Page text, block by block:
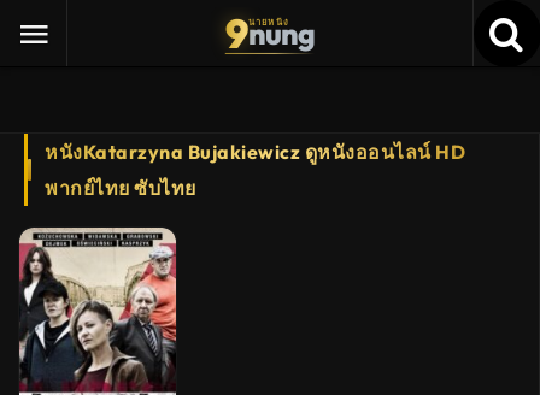
9นายหนัง
nung
หนังKatarzyna Bujakiewicz ดูหนังออนไลน์ HD
พากย์ไทย ซับไทย